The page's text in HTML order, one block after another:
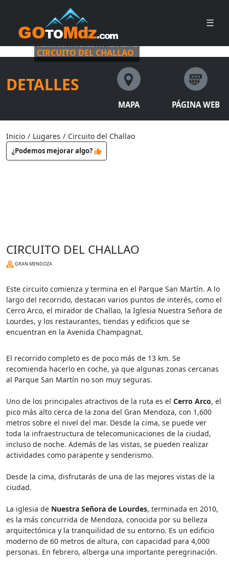
☰
HERMOSA AVENIDA PRINCIPAL
CIRCUITO DEL CHALLAO
DETALLES
MAPA PÁGINA WEB
Inicio / Lugares / Circuito del Challao
¿Podemos mejorar algo?
CIRCUITO DEL CHALLAO
GRAN MENDOZA
Este circuito comienza y termina en el Parque San Martín. A lo
largo del recorrido, destacan varios puntos de interés, como el
Cerro Arco, el mirador de Challao, la Iglesia Nuestra Señora de
Lourdes, y los restaurantes, tiendas y edificios que se
encuentran en la Avenida Champagnat.
El recorrido completo es de poco más de 13 km. Se
recomienda hacerlo en coche, ya que algunas zonas cercanas
al Parque San Martín no son muy seguras.
Uno de los principales atractivos de la ruta es el Cerro Arco, el
pico más alto cerca de la zona del Gran Mendoza, con 1,600
metros sobre el nivel del mar. Desde la cima, se puede ver
toda la infraestructura de telecomunicaciones de la ciudad,
incluso de noche. Además de las vistas, se pueden realizar
actividades como parapente y senderismo.
Desde la cima, disfrutarás de una de las mejores vistas de la
ciudad.
La iglesia de Nuestra Señora de Lourdes, terminada en 2010,
es la más concurrida de Mendoza, conocida por su belleza
arquitectónica y la tranquilidad de su entorno. Es un edificio
moderno de 60 metros de altura, con capacidad para 4,000
personas. En febrero, alberga una importante peregrinación.